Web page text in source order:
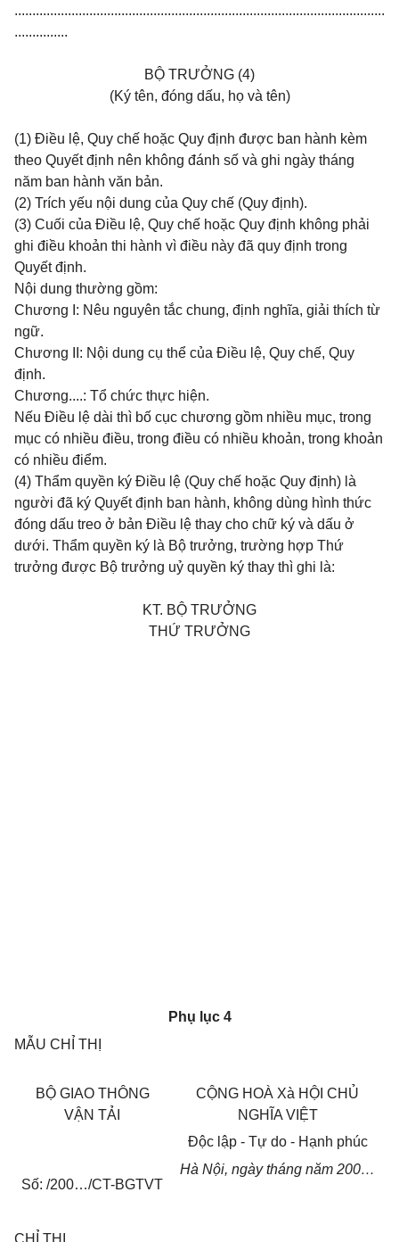
........................................................................................................
...............
BỘ TRƯỞNG (4)
(Ký tên, đóng dấu, họ và tên)
(1) Điều lệ, Quy chế hoặc Quy định được ban hành kèm
theo Quyết định nên không đánh số và ghi ngày tháng
năm ban hành văn bản.
(2) Trích yếu nội dung của Quy chế (Quy định).
(3) Cuối của Điều lệ, Quy chế hoặc Quy định không phải
ghi điều khoản thi hành vì điều này đã quy định trong
Quyết định.
Nội dung thường gồm:
Chương I: Nêu nguyên tắc chung, định nghĩa, giải thích từ
ngữ.
Chương II: Nội dung cụ thể của Điều lệ, Quy chế, Quy
định.
Chương....: Tổ chức thực hiện.
Nếu Điều lệ dài thì bố cục chương gồm nhiều mục, trong
mục có nhiều điều, trong điều có nhiều khoản, trong khoản
có nhiều điểm.
(4) Thẩm quyền ký Điều lệ (Quy chế hoặc Quy định) là
người đã ký Quyết định ban hành, không dùng hình thức
đóng dấu treo ở bản Điều lệ thay cho chữ ký và dấu ở
dưới. Thẩm quyền ký là Bộ trưởng, trường hợp Thứ
trưởng được Bộ trưởng uỷ quyền ký thay thì ghi là:
KT. BỘ TRƯỞNG
THỨ TRƯỞNG
Phụ lục 4
MẪU CHỈ THỊ
BỘGIAO THÔNG
VẬN TẢ
Số: /200…/CT-BGTVT
CỘNG HOÀ Xà HỘ I CH Ủ
NGH A VI ỆT
Độc l ập - Tựdo - Hạnh phúc
Hà Nội, ngày tháng năm 200…